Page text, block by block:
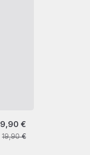
19,90€
Ursprünglicher Preis
9,90 €
Aktueller Preis ist: 9,90